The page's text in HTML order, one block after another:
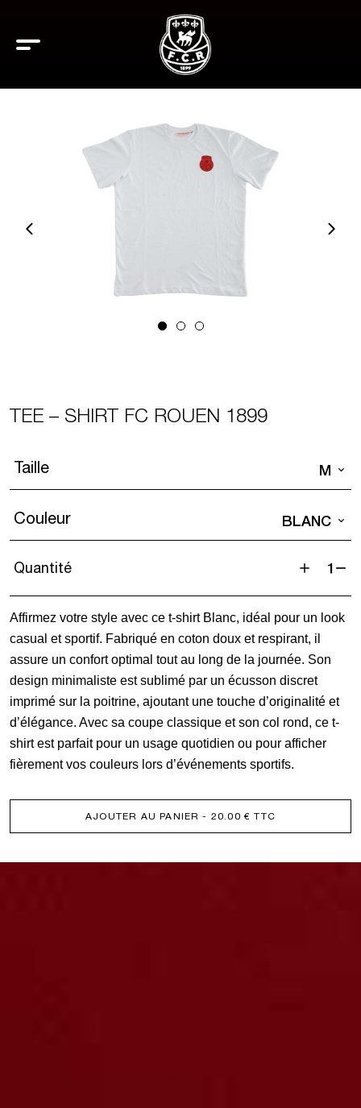
TEE – SHIRT FC ROUEN 1899
Taille M
Couleur BLANC
Quantité
quantité
de
Tee
-
Shirt
FC
ROUEN
1899
Affirmez votre style avec ce t-shirt Blanc, idéal pour un look
casual et sportif. Fabriqué en coton doux et respirant, il
assure un confort optimal tout au long de la journée. Son
design minimaliste est sublimé par un écusson discret
imprimé sur la poitrine, ajoutant une touche d’originalité et
d’élégance. Avec sa coupe classique et son col rond, ce t-
shirt est parfait pour un usage quotidien ou pour afficher
fièrement vos couleurs lors d’événements sportifs.
AJOUTER AU PANIER - 20.00 € TTC